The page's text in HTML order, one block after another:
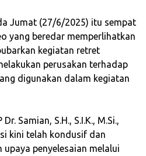
Jumat (27/6/2025) itu sempat
yang beredar memperlihatkan
kegiatan retret
perusakan terhadap
digunakan dalam kegiatan
Samian, S.H., S.I.K., M.Si.,
kini telah kondusif dan
penyelesaian melalui